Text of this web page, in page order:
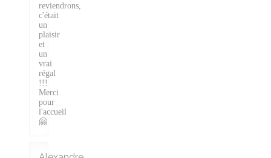
reviendrons,
c'était
un
plaisir
et
un
vrai
régal
!!!
Merci
pour
l'accueil
🤗